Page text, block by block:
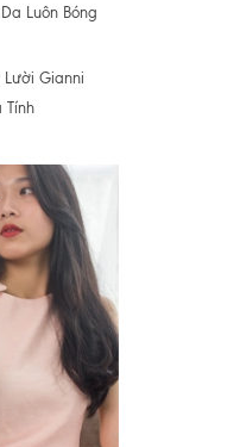
Luôn Bóng
Gianni
Tính